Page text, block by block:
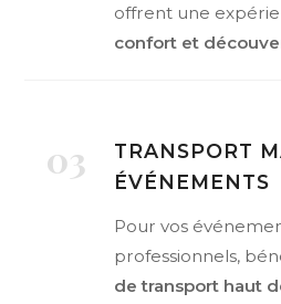
offrent une
confort et
03
TRANSPORT
ÉVÉNEMENTS
Pour vos
professionnels,
de transport haut